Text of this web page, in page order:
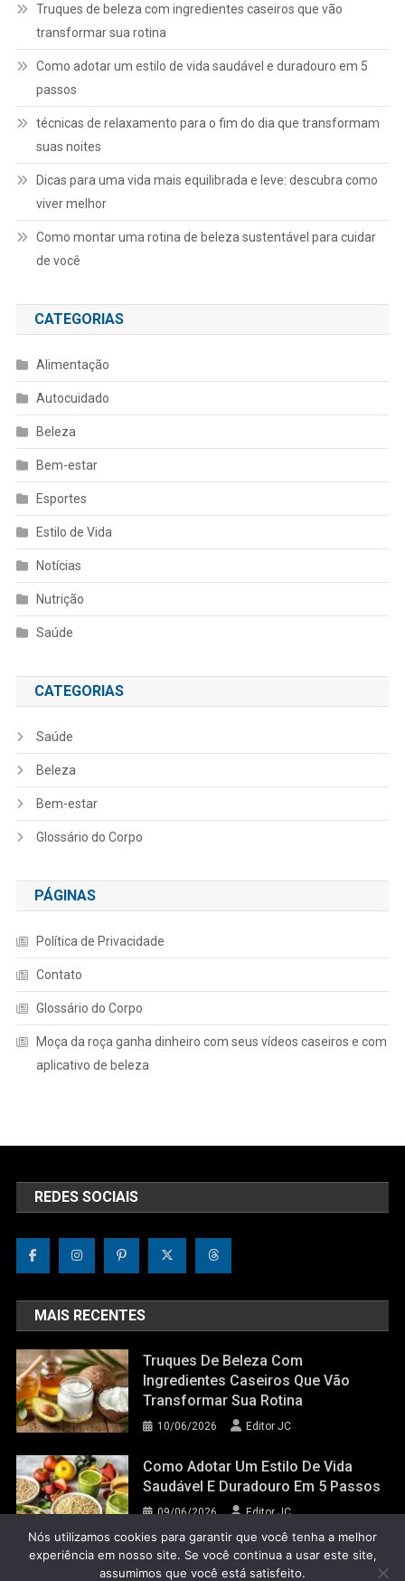
Truques de beleza com ingredientes caseiros que vão
transformar sua rotina
Como adotar um estilo de vida saudável e duradouro em 5
passos
técnicas de relaxamento para o fim do dia que transformam
suas noites
Dicas para uma vida mais equilibrada e leve: descubra como
viver melhor
Como montar uma rotina de beleza sustentável para cuidar
de você
CATEGORIAS
Alimentação
Autocuidado
Beleza
Bem-estar
Esportes
Estilo de Vida
Notícias
Nutrição
Saúde
CATEGORIAS
Saúde
Beleza
Bem-estar
Glossário do Corpo
PÁGINAS
Política de Privacidade
Contato
Glossário do Corpo
Moça da roça ganha dinheiro com seus vídeos caseiros e com
aplicativo de beleza
REDES SOCIAIS
MAIS RECENTES
Truques De Beleza Com
Ingredientes Caseiros Que Vão
Transformar Sua Rotina
10/06/2026 Editor JC
Como Adotar Um Estilo De Vida
Saudável E Duradouro Em 5 Passos
09/06/2026 Editor JC
Nós utilizamos cookies para garantir que você tenha a melhor
experiência em nosso site. Se você continua a usar este site,
assumimos que você está satisfeito.